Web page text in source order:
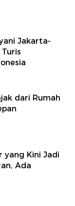
Jakarta-
dari Rumah
yang Kini Jadi
Ada